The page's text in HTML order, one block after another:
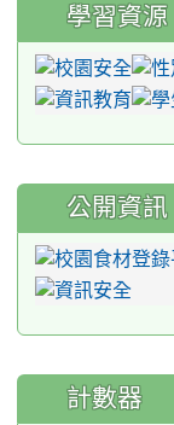
學習資源
公開資訊
計數器